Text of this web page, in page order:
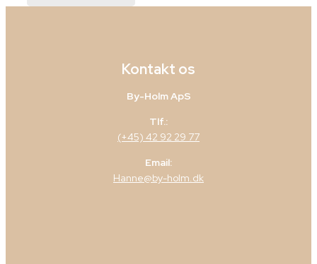
Kontakt os
By-Holm ApS
Tlf.:
(+45) 42 92 29 77
Email:
Hanne@by-holm.dk